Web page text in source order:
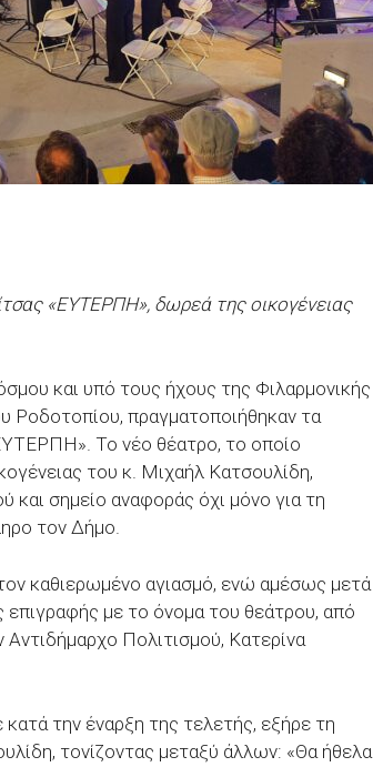
«ΕΥΤΕΡΠΗ», δωρεά της οικογένειας
και υπό τους ήχους της Φιλαρμονικής
Ροδοτοπίου, πραγματοποιήθηκαν τα
Το νέο θέατρο, το οποίο
του κ. Μιχαήλ Κατσουλίδη,
και σημείο αναφοράς όχι μόνο για τη
τον Δήμο.
καθιερωμένο αγιασμό, ενώ αμέσως μετά
επιγραφής με το όνομα του θεάτρου, από
Πολιτισμού, Κατερίνα
την έναρξη της τελετής, εξήρε τη
τονίζοντας μεταξύ άλλων: «Θα ήθελα